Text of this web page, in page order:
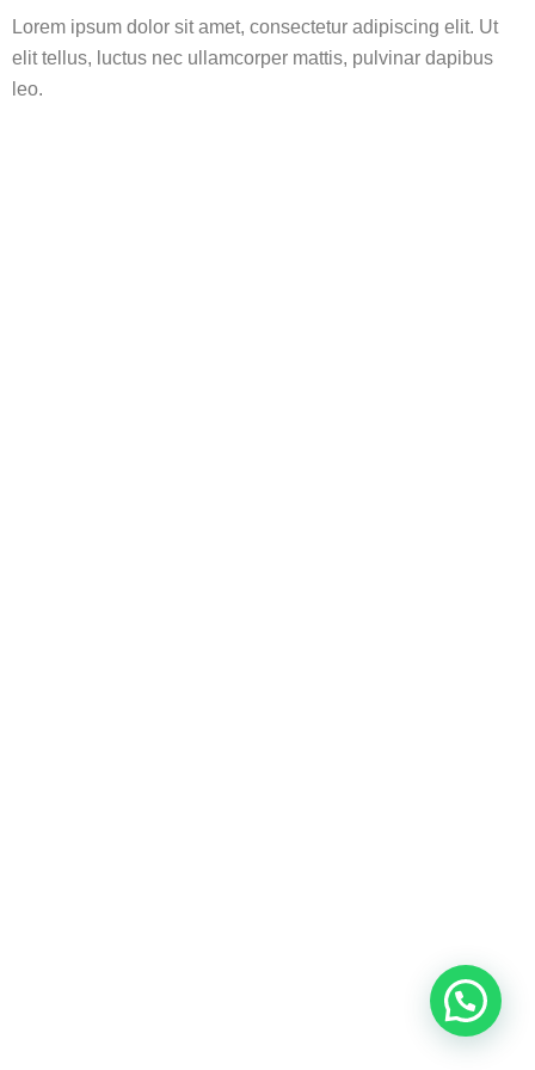
Lorem ipsum dolor sit amet, consectetur adipiscing elit. Ut
elit tellus, luctus nec ullamcorper mattis, pulvinar dapibus
leo.